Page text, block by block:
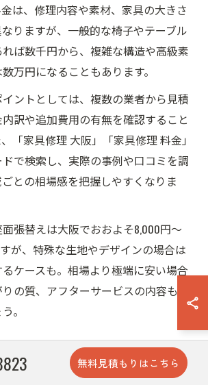
は、修理内容や素材、家具の大きさ
りますが、一般的な椅子やテーブル
ば数千円から、複雑な構造や高級素
万円になることもあります。
ントとしては、複数の業者から見積
訳や追加費用の有無を確認すること
「家具修理 大阪」「家具修理 料金」
で検索し、実際の事例や口コミを調
との相場感を把握しやすくなりま
張替えは大阪でおおよそ8,000円～
が、特殊な生地やデザインの場合は
ケースも。相場より極端に安い場合
の質、アフターサービスの内容も慎
。
理の大阪での費用感と注意点
頼される家具修理メニューとして、椅
無料見積もりはこちら